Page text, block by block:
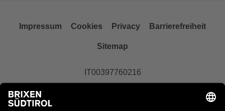
Impressum Cookies Privacy Barrierefreiheit
Sitemap
IT00397760216